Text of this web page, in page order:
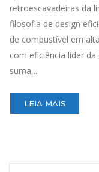
retroescavadeiras da
filosofia de design
de combustível em
com eficiência líder
suma,...
LEIA MAIS